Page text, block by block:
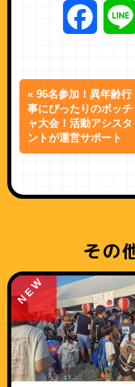
« 96名参加！異年齢行
事にぴったりのボッチ
ャ大会！活動アシスタ
ントが運営サポート
その
NEW